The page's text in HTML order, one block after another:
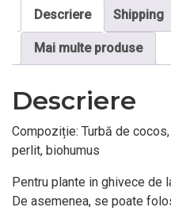
Descriere Shipping
Mai multe produse
Descriere
Compoziție: Turbă de
perlit, biohumus
Pentru plante in ghivece de
De asemenea, se poate